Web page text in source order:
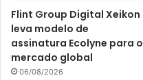
Flint Group Digital Xeikon
leva modelo de
assinatura Ecolyne para o
mercado global
06/08/2026